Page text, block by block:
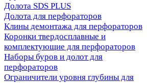
Долота SDS PLUS
Долота для перфораторов
Клины демонтажа для перфораторов
Коронки твердосплавные и
комплектующие для перфораторов
Наборы буров и долот для
перфораторов
Ограничители уровня глубины для